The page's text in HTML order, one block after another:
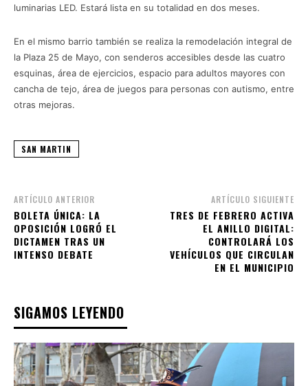
luminarias LED. Estará lista en su totalidad en dos meses.
En el mismo barrio también se realiza la remodelación integral de
la Plaza 25 de Mayo, con senderos accesibles desde las cuatro
esquinas, área de ejercicios, espacio para adultos mayores con
cancha de tejo, área de juegos para personas con autismo, entre
otras mejoras.
SAN MARTIN
ARTÍCULO ANTERIOR
BOLETA ÚNICA: LA
OPOSICIÓN LOGRÓ EL
DICTAMEN TRAS UN
INTENSO DEBATE
ARTÍCULO SIGUIENTE
TRES DE FEBRERO ACTIVA
EL ANILLO DIGITAL:
CONTROLARÁ LOS
VEHÍCULOS QUE CIRCULAN
EN EL MUNICIPIO
SIGAMOS LEYENDO